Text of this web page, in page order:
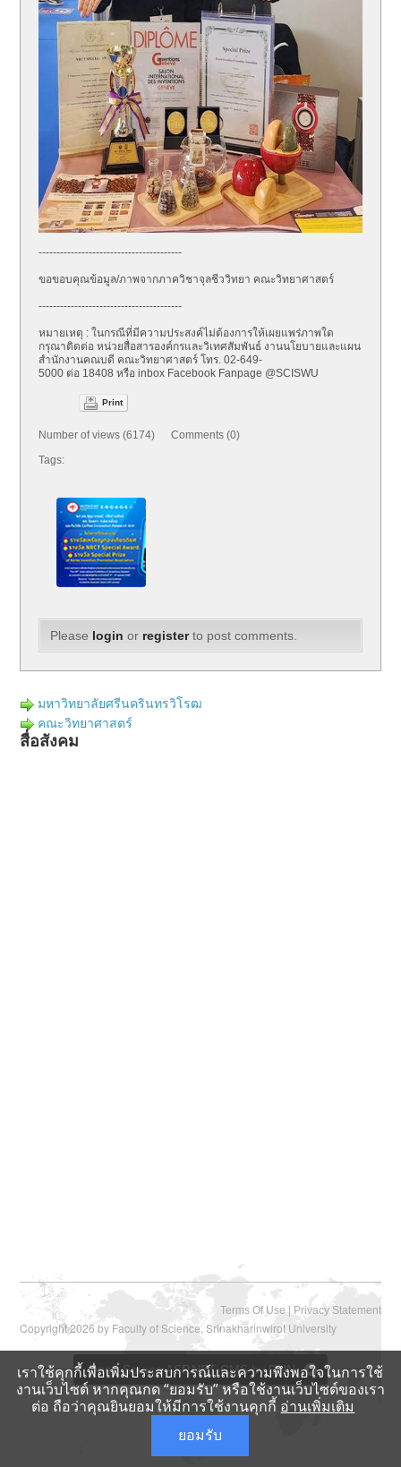
----------------------------------------
ขอขอบคุณข้อมูล/ภาพจากภาควิชาจุลชีววิทยา คณะวิทยาศาสตร์
----------------------------------------
หมายเหตุ : ในกรณีที่มีความประสงค์ไม่ต้องการให้เผยแพร่ภาพใด
กรุณาติดต่อ หน่วยสื่อสารองค์กรและวิเทศสัมพันธ์ งานนโยบายและแผน
สำนักงานคณบดี คณะวิทยาศาสตร์ โทร. 02-649-
5000 ต่อ 18408 หรือ inbox Facebook Fanpage @SCISWU
Print
Number of views (6174) Comments (0)
Tags:
Please login or registerto post comments.
มหาวิทยาลัยศรีนครินทรวิโรฒ
คณะวิทยาศาสตร์
สื่อสังคม
Terms Of Use | Privacy Statement
Copyright 2026 by Faculty of Science, Srinakharinwirot University
Open Source ASP.NET CMS by DNN
เราใช้คุกกี้เพื่อเพิ่มประสบการณ์และความพึงพอใจในการใช้
งานเว็บไซต์ หากคุณกด “ยอมรับ” หรือใช้งานเว็บไซต์ของเรา
ต่อ ถือว่าคุณยินยอมให้มีการใช้งานคุกกี้ อ่านเพิ่มเติม
ยอมรับ